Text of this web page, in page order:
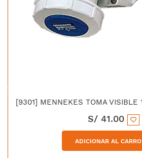
S/ 41.00
ADICIONAR AL CARRO